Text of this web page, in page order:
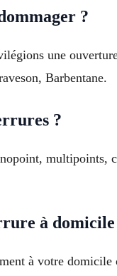
?
une
Barbentane.
?
multipoints,
à domicile
à votre